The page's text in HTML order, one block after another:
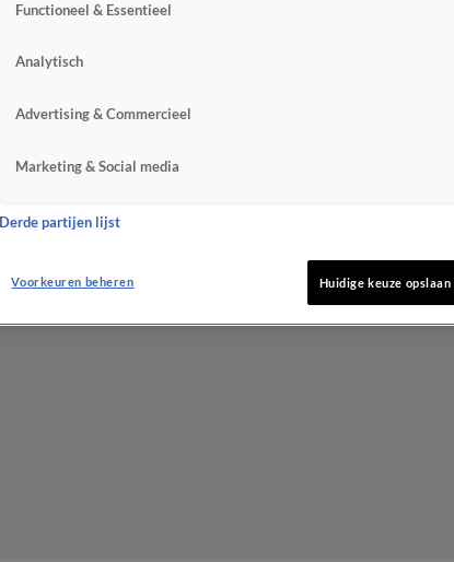
Functioneel & Essentieel
Analytisch
Advertising & Commercieel
Marketing & Social media
Derde partijen lijst
Voorkeuren beheren Huidige keuze opslaan